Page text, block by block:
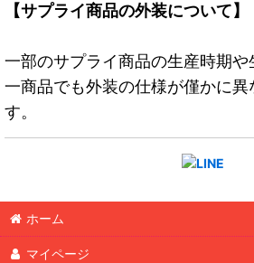
【サプライ商品の外装について】
一部のサプライ商品の生産時期や
一商品でも外装の仕様が僅かに異
す。
ホーム
マイページ